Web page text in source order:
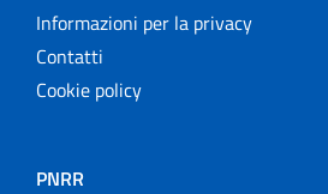
Informazioni per la privacy
Contatti
Cookie policy
PNRR